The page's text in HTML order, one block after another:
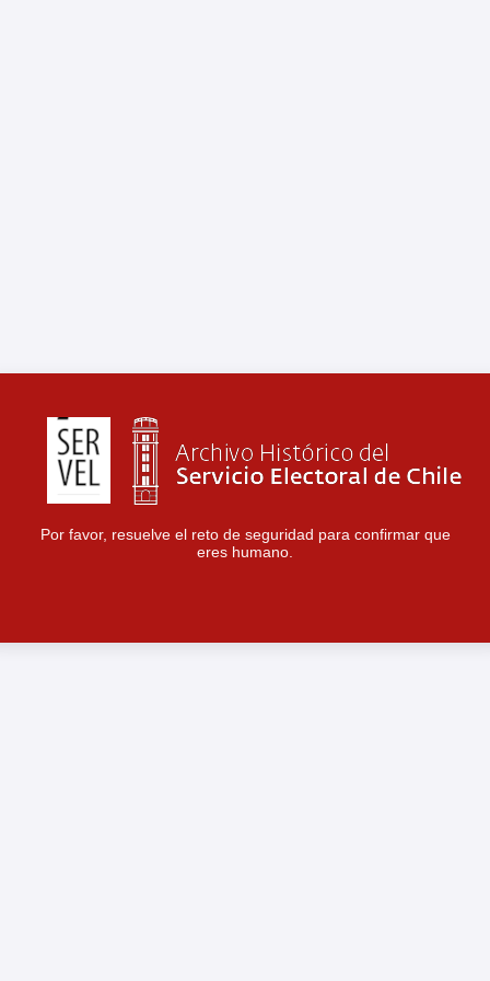
Por favor, resuelve el reto de seguridad para confirmar que
eres humano.